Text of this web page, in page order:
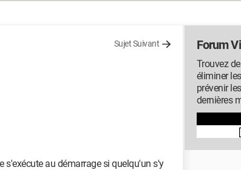
Sujet Suivant
au démarrage si quelqu'un s'y
Forum
Trouvez
éliminer
prévenir
dernières